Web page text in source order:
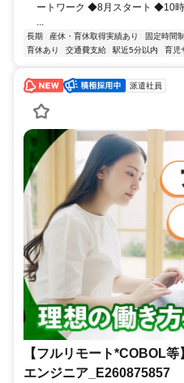
ートワーク ◆8月スタート ◆10
...
長期 産休・育休取得実績あり 固定時間制
育休あり
交通費支給 駅近5分以内 育児
派遣社員
【フルリモート*COBOL
エンジニア_E260875857